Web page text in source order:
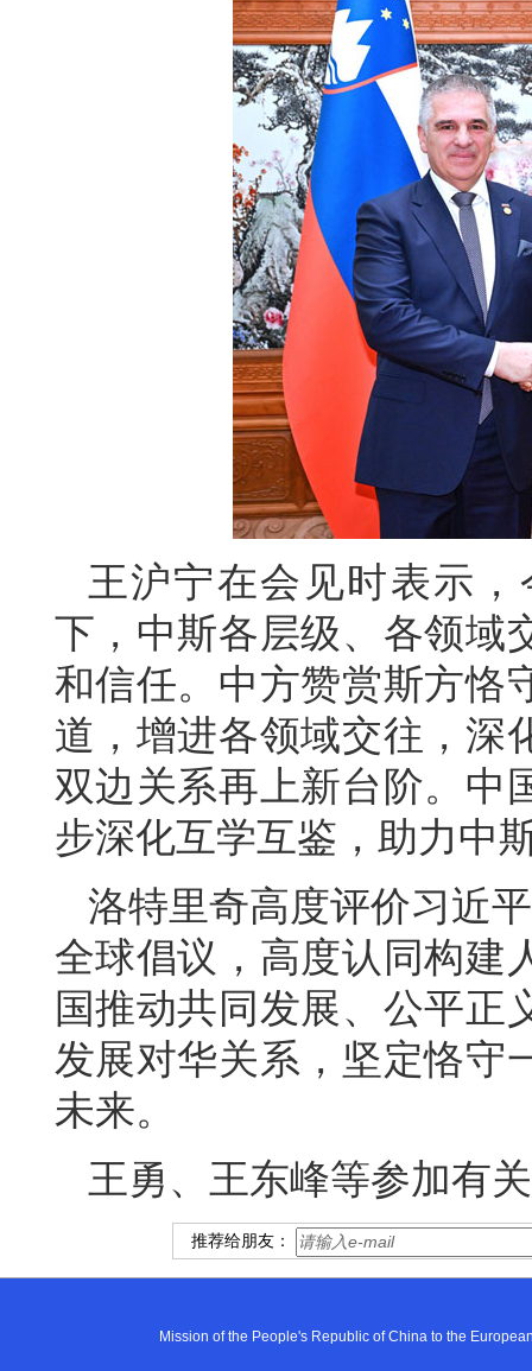
王沪宁在会见时表示
下，中斯各层级、各领域
和信任。中方赞赏斯方恪
道，增进各领域交往，深
双边关系再上新台阶。中
步深化互学互鉴，助力中
洛特里奇高度评价习近
全球倡议，高度认同构建
国推动共同发展、公平正
发展对华关系，坚定恪守
未来。
王勇、王东峰等参加有
推荐给朋友：
Mission of the People's Republic of China to the